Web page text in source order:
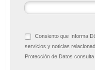
Consiento que Informa
servicios y noticias
Protección de Datos